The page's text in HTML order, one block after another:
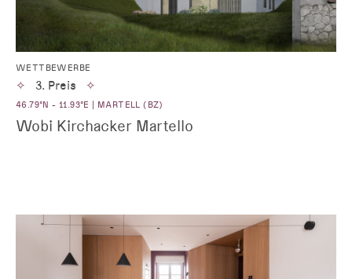
WETTBEWERBE
✧ 3. Preis ✧
46.79°N - 11.93°E | MARTELL (BZ)
Wobi Kirchacker Martello